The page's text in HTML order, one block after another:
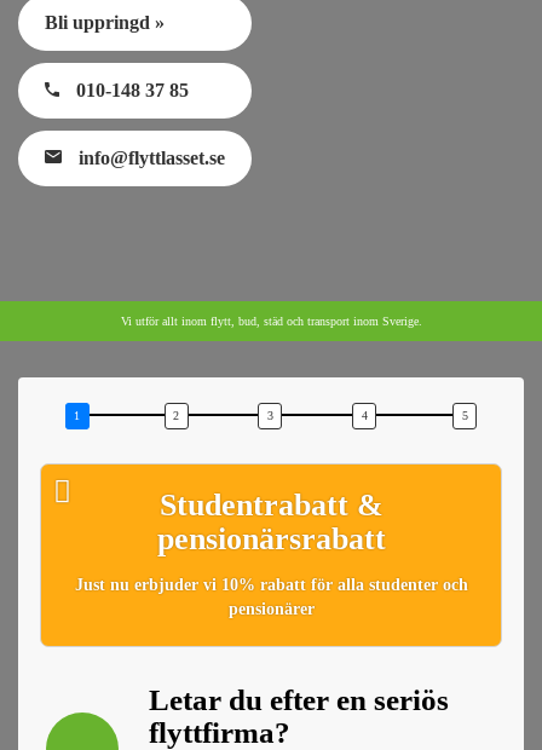
Bli uppringd »
010-148 37 85
info@flyttlasset.se
Vi utför allt inom flytt, bud, städ och transport inom Sverige.
Studentrabatt &
pensionärsrabatt
Just nu erbjuder vi 10% rabatt för alla studenter och
pensionärer
Letar du efter en seriös
flyttfirma?